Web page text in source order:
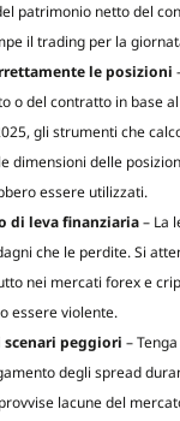
patrimonio netto del
il trading per la
le posizioni
o del contratto in base
gli strumenti che
dimensioni delle
essere utilizzati.
di leva finanziaria– La
che le perdite. Si
nei mercati forex e
essere violente.
scenari peggiori –
degli spread
lacune del